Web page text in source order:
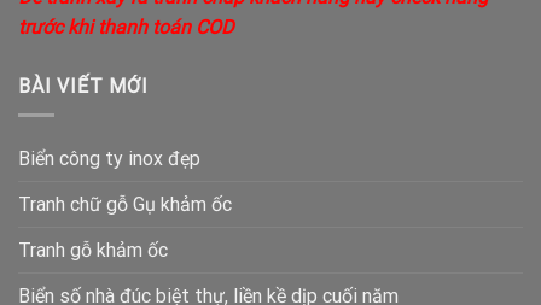
trước khi thanh toán COD
BÀI VIẾT MỚI
Biển công ty inox đẹp
Tranh chữ gỗ Gụ khảm ốc
Tranh gỗ khảm ốc
Biển số nhà đúc biệt thự, liền kề dịp cuối năm